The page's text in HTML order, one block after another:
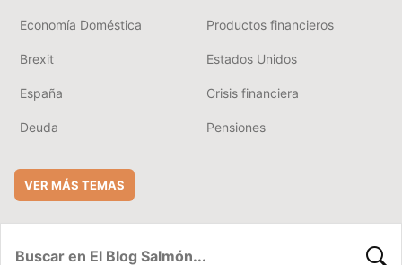
Economía Doméstica Productos financieros
Brexit Estados Unidos
España Crisis financiera
Deuda Pensiones
VER MÁS TEMAS